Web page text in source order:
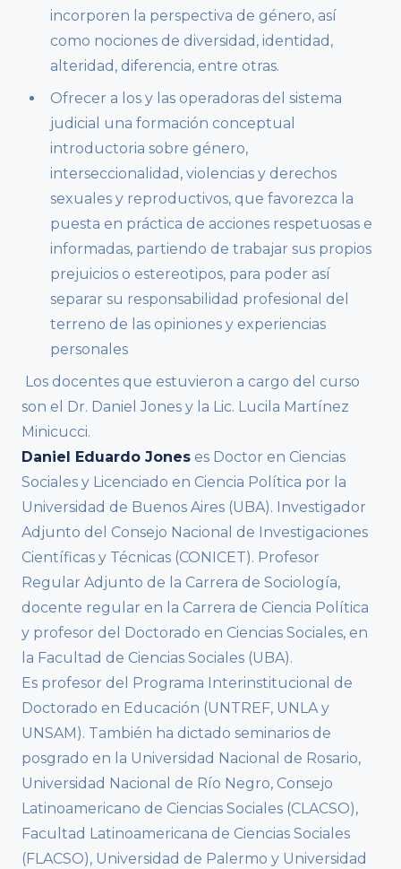
incorporen la perspectiva de género, así
como nociones de diversidad, identidad,
alteridad, diferencia, entre otras.
Ofrecer a los y las operadoras del sistema
judicial una formación conceptual
introductoria sobre género,
interseccionalidad, violencias y derechos
sexuales y reproductivos, que favorezca la
puesta en práctica de acciones respetuosas e
informadas, partiendo de trabajar sus propios
prejuicios o estereotipos, para poder así
separar su responsabilidad profesional del
terreno de las opiniones y experiencias
personales
Los docentes que estuvieron a cargo del curso
son el Dr. Daniel Jones y la Lic. Lucila Martínez
Minicucci.
Daniel Eduardo Jones es Doctor en Ciencias
Sociales y Licenciado en Ciencia Política por la
Universidad de Buenos Aires (UBA). Investigador
Adjunto del Consejo Nacional de Investigaciones
Científicas y Técnicas (CONICET). Profesor
Regular Adjunto de la Carrera de Sociología,
docente regular en la Carrera de Ciencia Política
y profesor del Doctorado en Ciencias Sociales, en
la Facultad de Ciencias Sociales (UBA).
Es profesor del Programa Interinstitucional de
Doctorado en Educación (UNTREF, UNLA y
UNSAM). También ha dictado seminarios de
posgrado en la Universidad Nacional de Rosario,
Universidad Nacional de Río Negro, Consejo
Latinoamericano de Ciencias Sociales (CLACSO),
Facultad Latinoamericana de Ciencias Sociales
(FLACSO), Universidad de Palermo y Universidad